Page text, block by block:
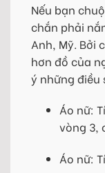
Nếu bạn
chắn phải
Anh, Mỹ. Bởi
hơn đồ của
ý những điều
Áo nữ:
vòng 3,
Áo nữ: